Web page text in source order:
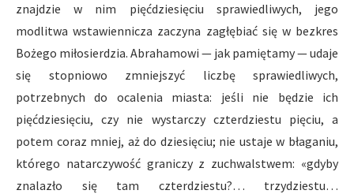
znajdzie w nim pięćdziesięciu sprawiedliwych, jego
modlitwa wstawiennicza zaczyna zagłębiać się w bezkres
Bożego miłosierdzia. Abrahamowi — jak pamiętamy — udaje
się stopniowo zmniejszyć liczbę sprawiedliwych,
potrzebnych do ocalenia miasta: jeśli nie będzie ich
pięćdziesięciu, czy nie wystarczy czterdziestu pięciu, a
potem coraz mniej, aż do dziesięciu; nie ustaje w błaganiu,
którego natarczywość graniczy z zuchwalstwem: «gdyby
znalazło się tam czterdziestu?… trzydziestu…